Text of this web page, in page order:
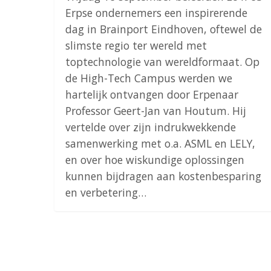
Erpse ondernemers een inspirerende
dag in Brainport Eindhoven, oftewel de
slimste regio ter wereld met
toptechnologie van wereldformaat. Op
de High-Tech Campus werden we
hartelijk ontvangen door Erpenaar
Professor Geert-Jan van Houtum. Hij
vertelde over zijn indrukwekkende
samenwerking met o.a. ASML en LELY,
en over hoe wiskundige oplossingen
kunnen bijdragen aan kostenbesparing
en verbetering…